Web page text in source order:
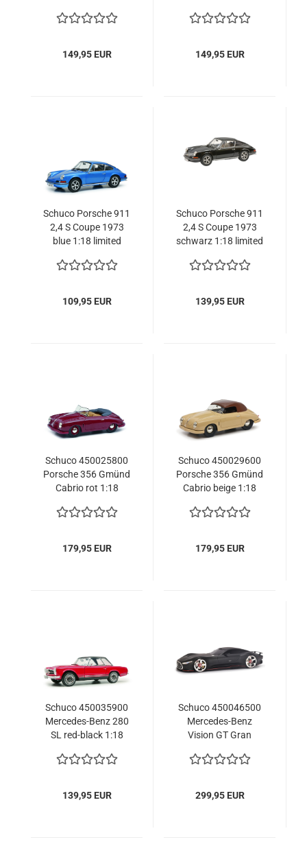
149,95 EUR 149,95 EUR
Schuco Porsche 911
2,4 S Coupe 1973
blue 1:18 limited
109,95 EUR
Schuco Porsche 911
2,4 S Coupe 1973
schwarz 1:18 limited
139,95 EUR
Schuco 450025800
Porsche 356 Gmünd
Cabrio rot 1:18
Modellauto
179,95 EUR
Schuco 450029600
Porsche 356 Gmünd
Cabrio beige 1:18
Modellauto
179,95 EUR
Schuco 450035900
Mercedes-Benz 280
SL red-black 1:18
1/1000
139,95 EUR
Schuco 450046500
Mercedes-Benz
Vision GT Gran
1:12 limited 1/500
299,95 EUR